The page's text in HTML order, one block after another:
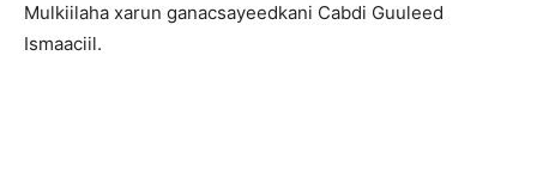
Mulkiilaha xarun ganacsayeedkani Cabdi Guuleed
Ismaaciil.